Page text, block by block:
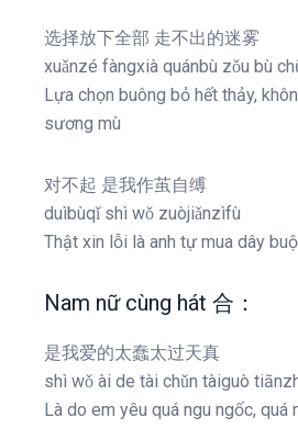
选择放下全部 走不出的迷雾
xuǎnzé fàngxià quánbù zǒu bù
Lựa chọn buông bỏ hết thảy,
sương mù
对不起 是我作茧自缚
duìbùqǐ shì wǒ zuòjiǎnzìfù
Thật xin lỗi là anh tự mua dây
Nam nữ cùng hát 合：
是我爱的太蠢太过天真
shì wǒ ài de tài chǔn tàiguò
Là do em yêu quá ngu ngốc, quá